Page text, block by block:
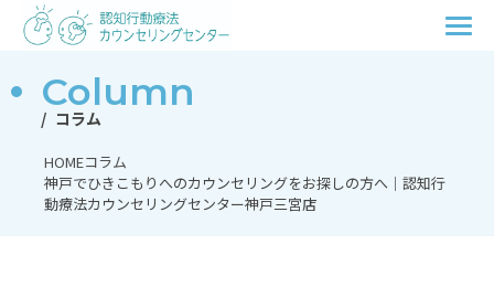
Column
コラム
HOMEコラム
神戸でひきこもりへのカウンセリングをお探しの方へ｜認知行
動療法カウンセリングセンター神戸三宮店